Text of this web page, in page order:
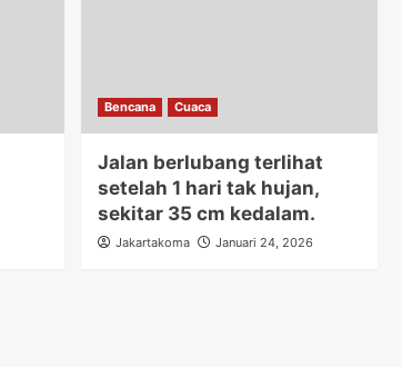
Bencana Cuaca
Jalan berlubang terlihat
setelah 1 hari tak hujan,
sekitar 35 cm kedalam.
Jakartakoma Januari 24, 2026